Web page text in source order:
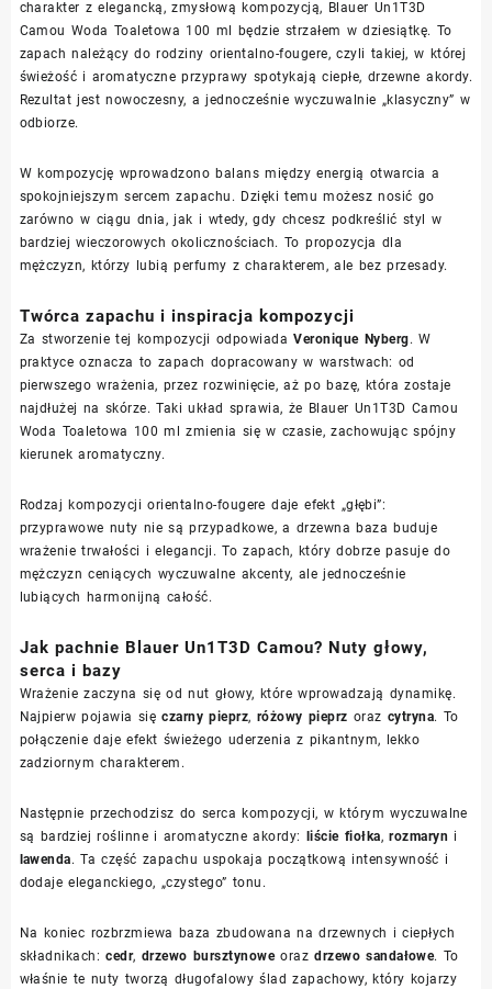
charakter z elegancką, zmysłową kompozycją, Blauer Un1T3D
Camou Woda Toaletowa 100 ml będzie strzałem w dziesiątkę. To
zapach należący do rodziny orientalno-fougere, czyli takiej, w której
świeżość i aromatyczne przyprawy spotykają ciepłe, drzewne akordy.
Rezultat jest nowoczesny, a jednocześnie wyczuwalnie „klasyczny” w
odbiorze.
W kompozycję wprowadzono balans między energią otwarcia a
spokojniejszym sercem zapachu. Dzięki temu możesz nosić go
zarówno w ciągu dnia, jak i wtedy, gdy chcesz podkreślić styl w
bardziej wieczorowych okolicznościach. To propozycja dla
mężczyzn, którzy lubią perfumy z charakterem, ale bez przesady.
Twórca zapachu i inspiracja kompozycji
Za stworzenie tej kompozycji odpowiadaVeronique Nyberg. W
praktyce oznacza to zapach dopracowany w warstwach: od
pierwszego wrażenia, przez rozwinięcie, aż po bazę, która zostaje
najdłużej na skórze. Taki układ sprawia, że Blauer Un1T3D Camou
Woda Toaletowa 100 ml zmienia się w czasie, zachowując spójny
kierunek aromatyczny.
Rodzaj kompozycji orientalno-fougere daje efekt „głębi”:
przyprawowe nuty nie są przypadkowe, a drzewna baza buduje
wrażenie trwałości i elegancji. To zapach, który dobrze pasuje do
mężczyzn ceniących wyczuwalne akcenty, ale jednocześnie
lubiących harmonijną całość.
Jak pachnie Blauer Un1T3D Camou? Nuty głowy,
serca i bazy
Wrażenie zaczyna się od nut głowy, które wprowadzają dynamikę.
Najpierw pojawia sięczarny pieprz, różowy pieprz oraz cytryna. To
połączenie daje efekt świeżego uderzenia z pikantnym, lekko
zadziornym charakterem.
Następnie przechodzisz do serca kompozycji, w którym wyczuwalne
są bardziej roślinne i aromatyczne akordy: liście fiołka,rozmaryn i
lawenda. Ta część zapachu uspokaja początkową intensywność i
dodaje eleganckiego, „czystego” tonu.
Na koniec rozbrzmiewa baza zbudowana na drzewnych i ciepłych
składnikach:cedr, drzewo bursztynoweorazdrzewo sandałowe. To
właśnie te nuty tworzą długofalowy ślad zapachowy, który kojarzy